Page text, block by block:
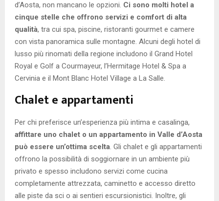
d’Aosta, non mancano le opzioni. Ci sono molti hotel a
cinque stelle che offrono servizi e comfort di alta
qualità, tra cui spa, piscine, ristoranti gourmet e camere
con vista panoramica sulle montagne. Alcuni degli hotel di
lusso più rinomati della regione includono il Grand Hotel
Royal e Golf a Courmayeur, l’Hermitage Hotel & Spa a
Cervinia e il Mont Blanc Hotel Village a La Salle.
Chalet e appartamenti
Per chi preferisce un’esperienza più intima e casalinga,
affittare uno chalet o un appartamento in Valle d’Aosta
può essere un’ottima scelta. Gli chalet e gli appartamenti
offrono la possibilità di soggiornare in un ambiente più
privato e spesso includono servizi come cucina
completamente attrezzata, caminetto e accesso diretto
alle piste da sci o ai sentieri escursionistici. Inoltre, gli